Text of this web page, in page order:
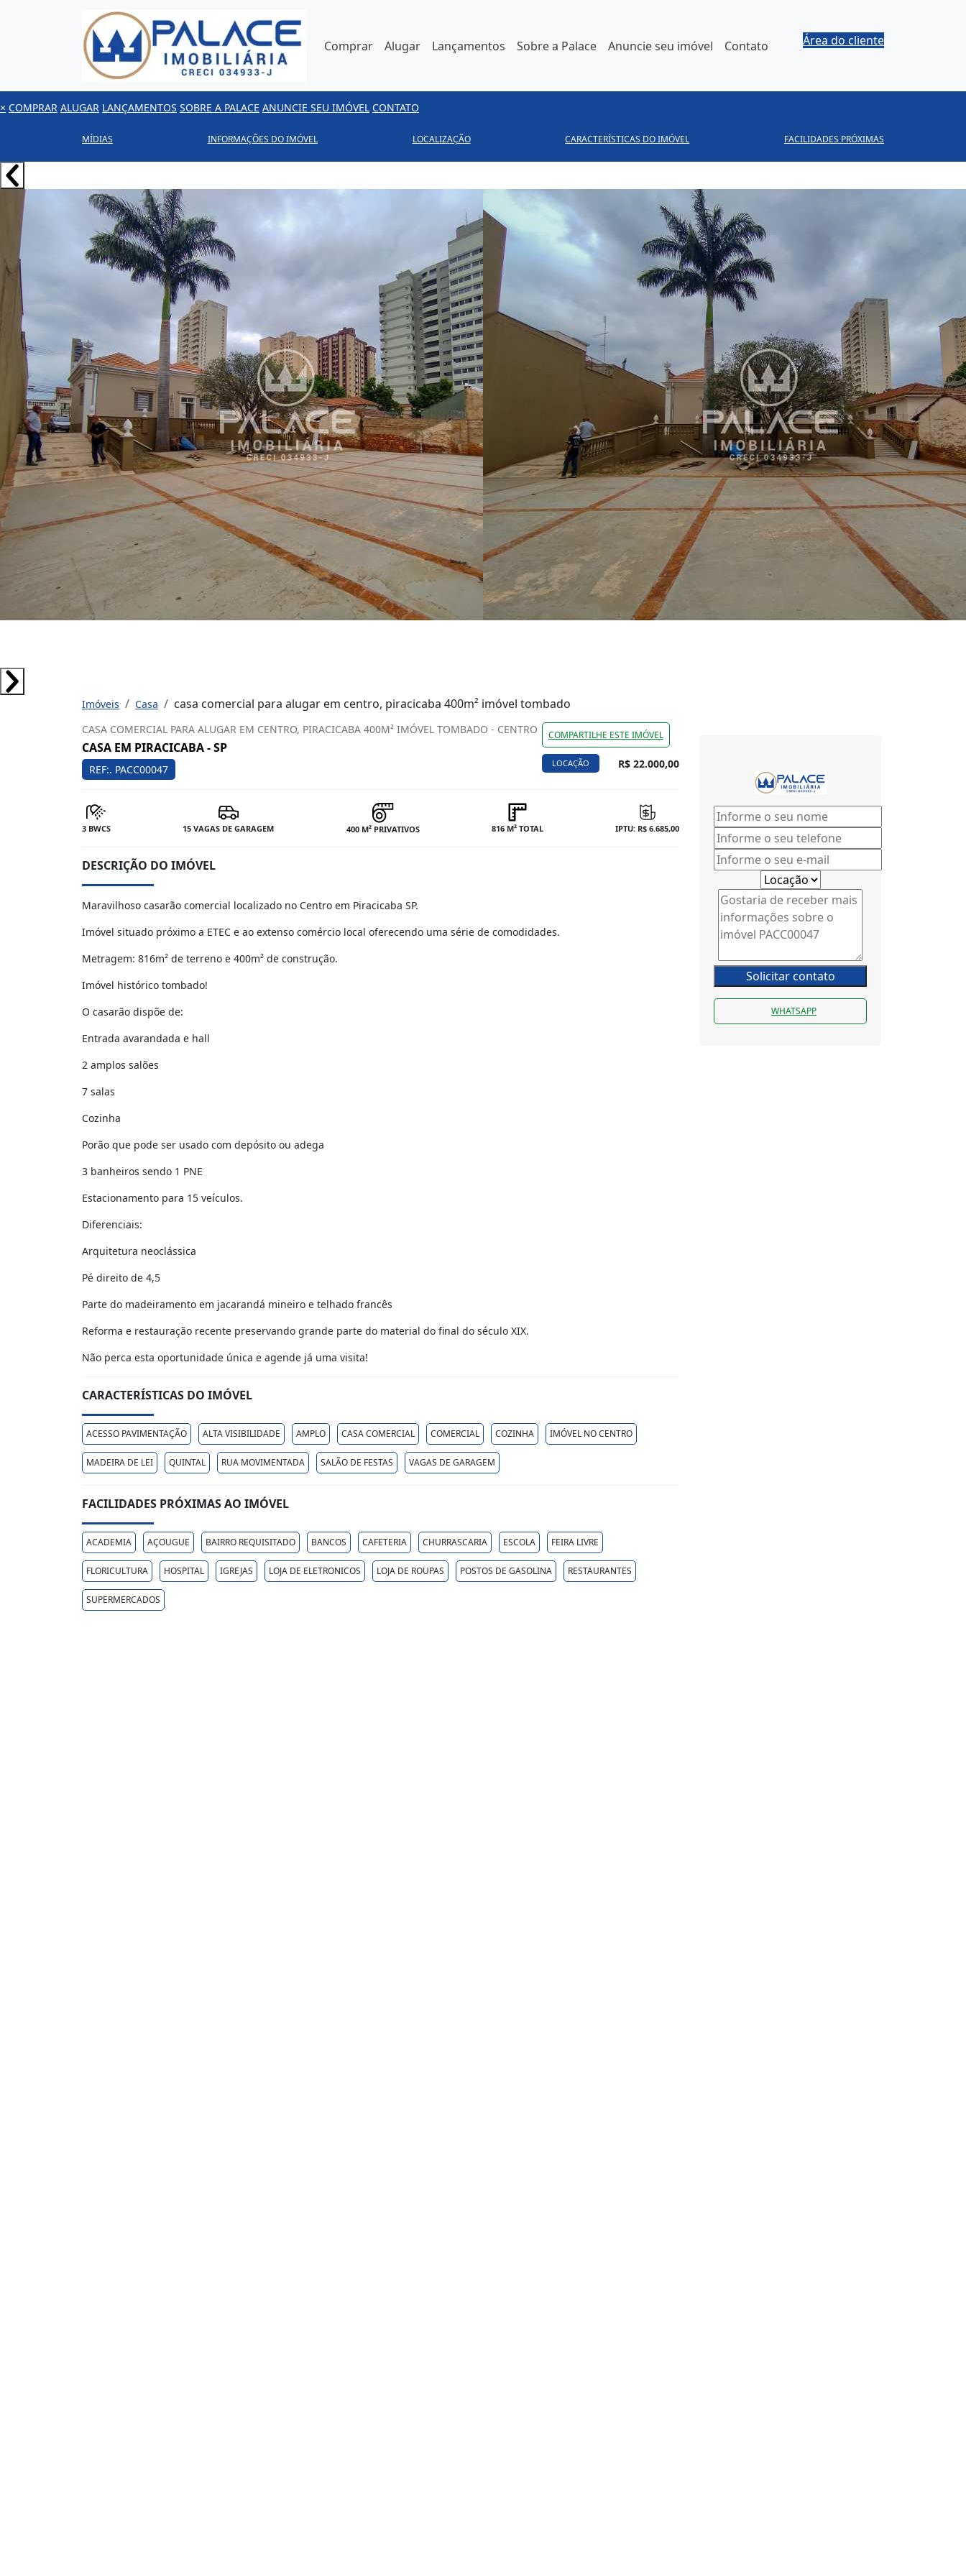
Comprar Alugar Lançamentos Sobre a Palace Anuncie seu imóvel Contato Área do cliente
× COMPRAR ALUGAR LANÇAMENTOS SOBRE A PALACE ANUNCIE SEU IMÓVEL CONTATO
MÍDIAS INFORMAÇÕES DO IMÓVEL LOCALIZAÇÃO CARACTERÍSTICAS DO IMÓVEL FACILIDADES PRÓXIMAS
Imóveis Casa casa comercial para alugar em centro, piracicaba 400m² imóvel tombado
CASA COMERCIAL PARA ALUGAR EM CENTRO, PIRACICABA 400M² IMÓVEL TOMBADO - CENTRO
CASA EM PIRACICABA - SP
REF:. PACC00047
COMPARTILHE ESTE IMÓVEL
LOCAÇÃO R$ 22.000,00
3 BWCS 15 VAGAS DE GARAGEM 400 M² PRIVATIVOS 816 M² TOTAL IPTU: R$ 6.685,00
DESCRIÇÃO DO IMÓVEL
Maravilhoso casarão comercial localizado no Centro em Piracicaba SP.
Imóvel situado próximo a ETEC e ao extenso comércio local oferecendo uma série de comodidades.
Metragem: 816m² de terreno e 400m² de construção.
Imóvel histórico tombado!
O casarão dispõe de:
Entrada avarandada e hall
2 amplos salões
7 salas
Cozinha
Porão que pode ser usado com depósito ou adega
3 banheiros sendo 1 PNE
Estacionamento para 15 veículos.
Diferenciais:
Arquitetura neoclássica
Pé direito de 4,5
Parte do madeiramento em jacarandá mineiro e telhado francês
Reforma e restauração recente preservando grande parte do material do final do século XIX.
Não perca esta oportunidade única e agende já uma visita!
CARACTERÍSTICAS DO IMÓVEL
ACESSO PAVIMENTAÇÃO ALTA VISIBILIDADE AMPLO CASA COMERCIAL COMERCIAL COZINHA IMÓVEL NO CENTRO
MADEIRA DE LEI QUINTAL RUA MOVIMENTADA SALÃO DE FESTAS VAGAS DE GARAGEM
FACILIDADES PRÓXIMAS AO IMÓVEL
ACADEMIA AÇOUGUE BAIRRO REQUISITADO BANCOS CAFETERIA CHURRASCARIA ESCOLA FEIRA LIVRE
FLORICULTURA HOSPITAL IGREJAS LOJA DE ELETRONICOS LOJA DE ROUPAS POSTOS DE GASOLINA RESTAURANTES
SUPERMERCADOS
Solicitar contato
WHATSAPP